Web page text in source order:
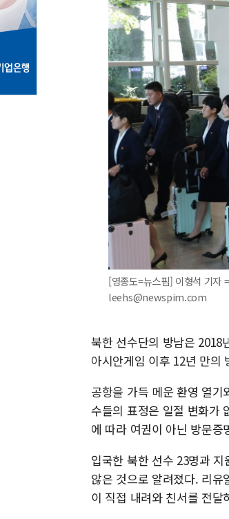
[영종도=뉴스핌] 이형석 기자
leehs@newspim.com
북한 선수단의 방남은 2018
아시안게임 이후 12년 만의
공항을 가득 메운 환영 열
수들의 표정은 일절 변화가
에 따라 여권이 아닌 방문
입국한 북한 선수 23명과
않은 것으로 알려졌다. 리
이 직접 내려와 친서를 전